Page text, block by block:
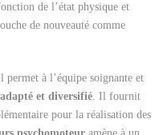
de l’état physique et
de nouveauté comme
à l’équipe soignante et
et diversifié. Il fournit
pour la réalisation des